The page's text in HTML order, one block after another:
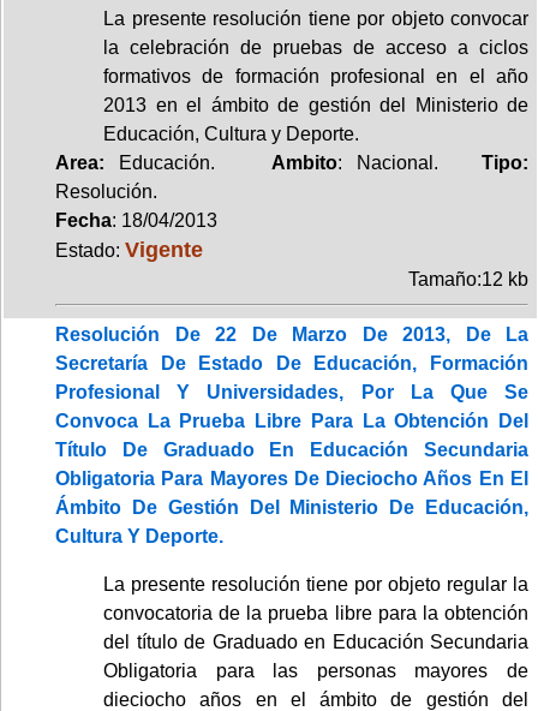
La presente resolución tiene por objeto convocar
la celebración de pruebas de acceso a ciclos
formativos de formación profesional en el año
2013 en el ámbito de gestión del Ministerio de
Educación, Cultura y Deporte.
Area: Educación. Ambito: Nacional.Tipo:
Resolución.
Fecha: 18/04/2013
Estado: Vigente
Tamaño:12 kb
Resolución De 22 De Marzo De 2013, De La
Secretaría De Estado De Educación, Formación
Profesional Y Universidades, Por La Que Se
Convoca La Prueba Libre Para La Obtención Del
Título De Graduado En Educación Secundaria
Obligatoria Para Mayores De Dieciocho Años En El
Ámbito De Gestión Del Ministerio De Educación,
Cultura Y Deporte.
La presente resolución tiene por objeto regular la
convocatoria de la prueba libre para la obtención
del título de Graduado en Educación Secundaria
Obligatoria para las personas mayores de
dieciocho años en el ámbito de gestión del